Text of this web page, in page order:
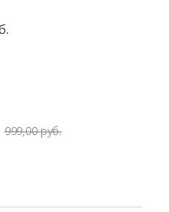
999,00 руб.